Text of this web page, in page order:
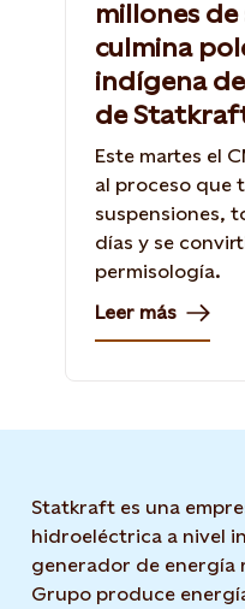
millones
culmina
indígena
de
Este martes el
al proceso que
suspensiones,
días y se
permisología.
Leer más
Statkraft es una
hidroeléctrica a nivel
generador de energía
Grupo produce